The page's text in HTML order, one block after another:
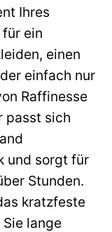
Ihres
ein
einen
einfach nur
Raffinesse
passt sich
und sorgt für
Stunden.
kratzfeste
lange